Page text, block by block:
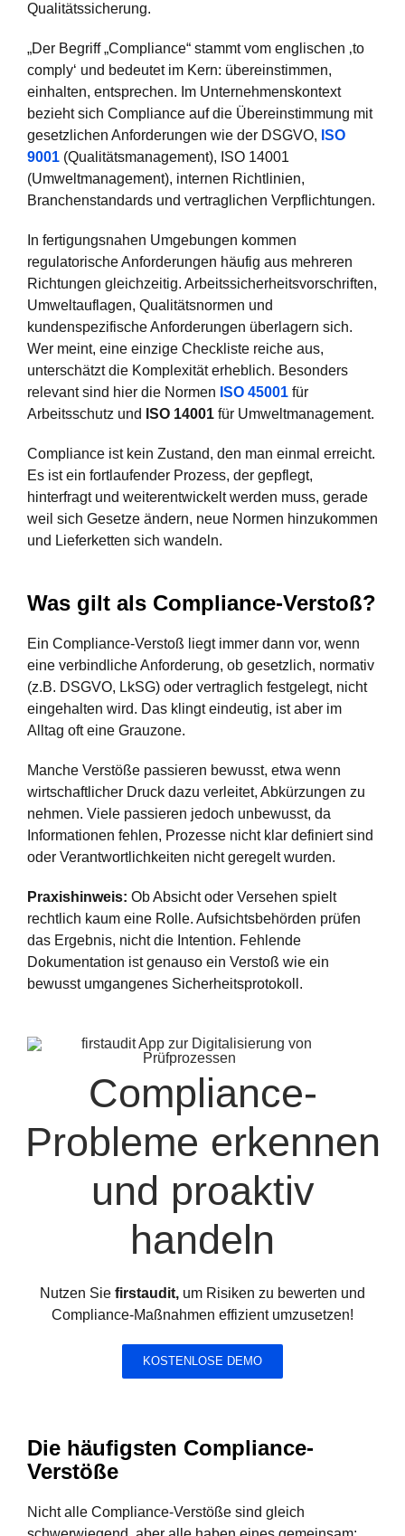
Qualitätssicherung.
„Der Begriff „Compliance“ stammt vom englischen ‚to
comply‘ und bedeutet im Kern: übereinstimmen,
einhalten, entsprechen. Im Unternehmenskontext
bezieht sich Compliance auf die Übereinstimmung mit
gesetzlichen Anforderungen wie der DSGVO, ISO
9001 (Qualitätsmanagement), ISO 14001
(Umweltmanagement), internen Richtlinien,
Branchenstandards und vertraglichen Verpflichtungen.
In fertigungsnahen Umgebungen kommen
regulatorische Anforderungen häufig aus mehreren
Richtungen gleichzeitig. Arbeitssicherheitsvorschriften,
Umweltauflagen, Qualitätsnormen und
kundenspezifische Anforderungen überlagern sich.
Wer meint, eine einzige Checkliste reiche aus,
unterschätzt die Komplexität erheblich. Besonders
relevant sind hier die Normen ISO 45001 für
Arbeitsschutz und ISO 14001für Umweltmanagement.
Compliance ist kein Zustand, den man einmal erreicht.
Es ist ein fortlaufender Prozess, der gepflegt,
hinterfragt und weiterentwickelt werden muss, gerade
weil sich Gesetze ändern, neue Normen hinzukommen
und Lieferketten sich wandeln.
Was gilt als Compliance-Verstoß?
Ein Compliance-Verstoß liegt immer dann vor, wenn
eine verbindliche Anforderung, ob gesetzlich, normativ
(z.B. DSGVO, LkSG) oder vertraglich festgelegt, nicht
eingehalten wird. Das klingt eindeutig, ist aber im
Alltag oft eine Grauzone.
Manche Verstöße passieren bewusst, etwa wenn
wirtschaftlicher Druck dazu verleitet, Abkürzungen zu
nehmen. Viele passieren jedoch unbewusst, da
Informationen fehlen, Prozesse nicht klar definiert sind
oder Verantwortlichkeiten nicht geregelt wurden.
Praxishinweis: Ob Absicht oder Versehen spielt
rechtlich kaum eine Rolle. Aufsichtsbehörden prüfen
das Ergebnis, nicht die Intention. Fehlende
Dokumentation ist genauso ein Verstoß wie ein
bewusst umgangenes Sicherheitsprotokoll.
Compliance-
Probleme erkennen
und proaktiv
handeln
Nutzen Sie firstaudit, um Risiken zu bewerten und
Compliance-Maßnahmen effizient umzusetzen!
KOSTENLOSE DEMO
Die häufigsten Compliance-
Verstöße
Nicht alle Compliance-Verstöße sind gleich